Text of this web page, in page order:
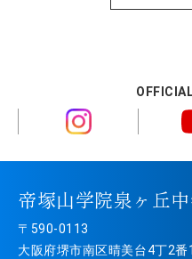
帝塚山学院泉ヶ丘
〒590-0113
大阪府堺市南区晴美台4丁2番